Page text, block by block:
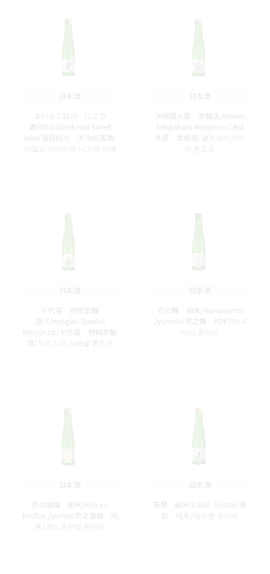
日本酒
まいるど白川 にごり
酒/Mild Shirakawa Sweet
sake/温和白川 浑浊的清酒/
마일드 시라카와 니고리 사케
日本酒
決戦関ヶ原 本醸造/Kessen
Sekigahara Honjyozo/决战
关原 本酿造/결전세키가하
日本酒
千代菊 特別本醸
造/Chiyogiku Special
Honjyozo/千代菊 特制本酿
造/치요기쿠 스페셜 혼죠조
日本酒
花の舞 純米/Hananomai
Jyunmai/花之舞 纯米/하나
日本酒
京の香梅 純米/Kyo no
koubai Jyumai/京之香梅 纯
米/쿄노코우메 준마이
日本酒
英勲 純米/Eikun Jyumai/英
勋 纯米/에이쿤 준마이